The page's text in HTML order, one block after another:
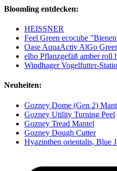
Bloomling entdecken:
HEISSNER
Feel Green ecocube
Oase AquaActiv AlGo
elho Pflanzgefäß amber roll
Windhager Vogelfutter-
Neuheiten:
Gozney Dome (Gen 2)
Gozney Utility Turning Peel
Gozney Tread Mantel
Gozney Dough Cutter
Hyazinthen orientalis, Blue